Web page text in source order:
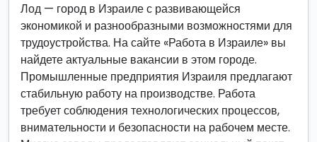
Лод — город в Израиле с развивающейся
экономикой и разнообразными возможностями для
трудоустройства. На сайте «Работа в Израиле» вы
найдете актуальные вакансии в этом городе.
Промышленные предприятия Израиля предлагают
стабильную работу на производстве. Работа
требует соблюдения технологических процессов,
внимательности и безопасности на рабочем месте.